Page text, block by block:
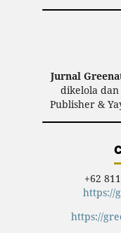
Jurnal
dikelola
Publisher &
+62
https://
https://